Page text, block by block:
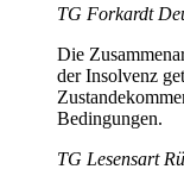
TG Forkardt
Die
der Insolvenz
Bedingungen.
TG Lesensart